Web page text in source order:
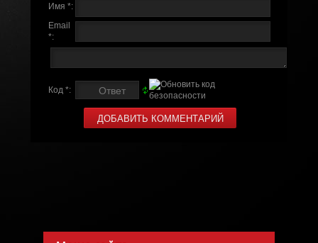
Имя *:
Email
*:
Код *: